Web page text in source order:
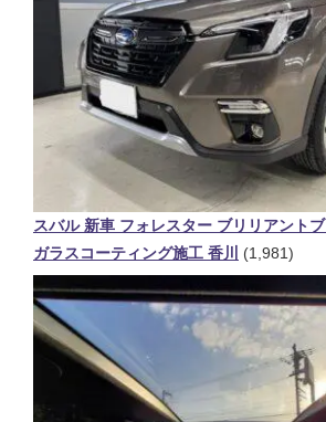
スバル 新車 フォレスター ブリリアント
ガラスコーティング施工 香川
(1,981)